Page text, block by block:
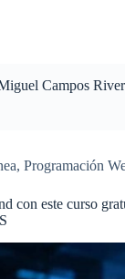
Campos
, Programación
con este curso